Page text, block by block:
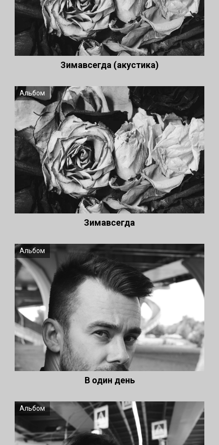
Зимавсегда (акустика)
Альбом
Зимавсегда
Альбом
В один день
Альбом